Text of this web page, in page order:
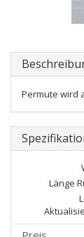
Permute wird
Länge